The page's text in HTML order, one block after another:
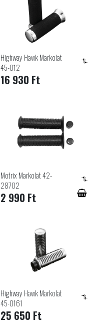
Highway Hawk Markolat
45-012
16 930 Ft
Motrix Markolat 42-
28702
2 990 Ft
Highway Hawk Markolat
45-0161
25 650 Ft